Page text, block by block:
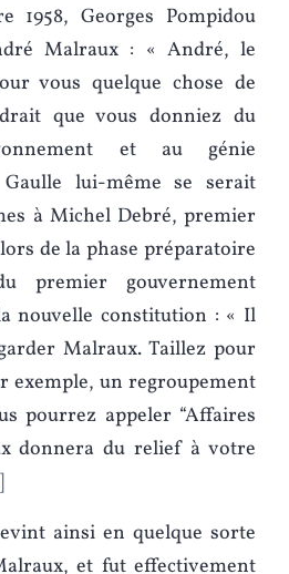
1958, Georges Pompidou
Malraux : « André, le
vous quelque chose de
que vous donniez du
et au génie
lui-même se serait
à Michel Debré, premier
de la phase préparatoire
premier gouvernement
nouvelle constitution : « Il
Malraux. Taillez pour
exemple, un regroupement
pourrez appeler “Affaires
donnera du relief à votre
ainsi en quelque sorte
et fut effectivement